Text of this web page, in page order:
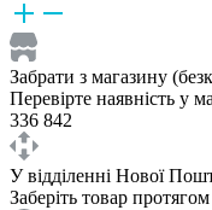
Забрати з магазину
Перевірте наявність у
336 842
У відділенні Нової
Заберіть товар